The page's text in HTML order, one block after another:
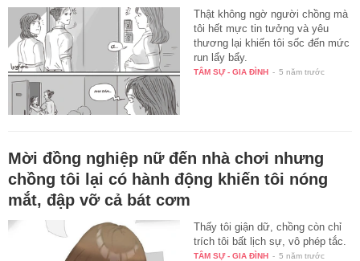
Thật không ngờ người chồng mà
tôi hết mực tin tưởng và yêu
thương lại khiến tôi sốc đến mức
run lẩy bẩy.
TÂM SỰ - GIA ĐÌNH - 5 năm trước
Mời đồng nghiệp nữ đến nhà chơi nhưng
chồng tôi lại có hành động khiến tôi nóng
mắt, đập vỡ cả bát cơm
Thấy tôi giận dữ, chồng còn chỉ
trích tôi bất lịch sự, vô phép tắc.
TÂM SỰ - GIA ĐÌNH - 5 năm trước